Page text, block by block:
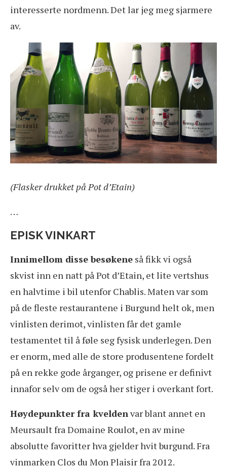
interesserte nordmenn. Det lar jeg meg sjarmere
av.
(Flasker drukket på Pot d’Etain)
…
EPISK VINKART
Innimellom disse besøkene så fikk vi også
skvist inn en natt på Pot d’Etain, et lite vertshus
en halvtime i bil utenfor Chablis. Maten var som
på de fleste restaurantene i Burgund helt ok, men
vinlisten derimot, vinlisten får det gamle
testamentet til å føle seg fysisk underlegen. Den
er enorm, med alle de store produsentene fordelt
på en rekke gode årganger, og prisene er definivt
innafor selv om de også her stiger i overkant fort.
Høydepunkter fra kvelden var blant annet en
Meursault fra Domaine Roulot, en av mine
absolutte favoritter hva gjelder hvit burgund. Fra
vinmarken Clos du Mon Plaisir fra 2012.